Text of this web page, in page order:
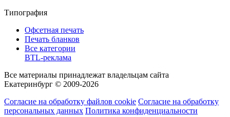
Типография
Офсетная печать
Печать бланков
Все категории
BTL-реклама
Все материалы принадлежат владельцам сайта
Екатеринбург © 2009-2026
Согласие на обработку файлов cookie Согласие на обработку
персональных данных Политика конфиденциальности